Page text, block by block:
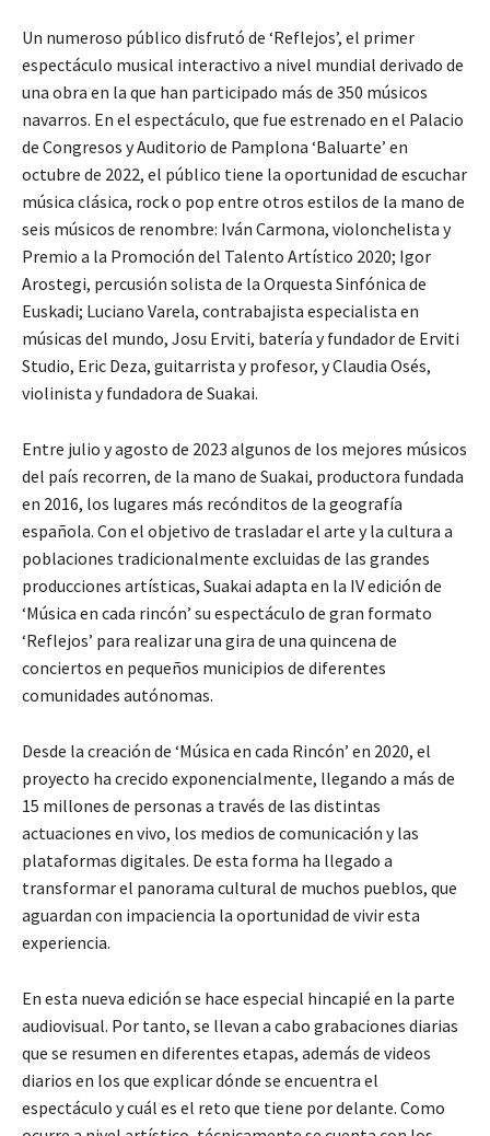
Un numeroso público disfrutó de ‘Reflejos’, el primer
espectáculo musical interactivo a nivel mundial derivado de
una obra en la que han participado más de 350 músicos
navarros. En el espectáculo, que fue estrenado en el Palacio
de Congresos y Auditorio de Pamplona ‘Baluarte’ en
octubre de 2022, el público tiene la oportunidad de escuchar
música clásica, rock o pop entre otros estilos de la mano de
seis músicos de renombre: Iván Carmona, violonchelista y
Premio a la Promoción del Talento Artístico 2020; Igor
Arostegi, percusión solista de la Orquesta Sinfónica de
Euskadi; Luciano Varela, contrabajista especialista en
músicas del mundo, Josu Erviti, batería y fundador de Erviti
Studio, Eric Deza, guitarrista y profesor, y Claudia Osés,
violinista y fundadora de Suakai.
Entre julio y agosto de 2023 algunos de los mejores músicos
del país recorren, de la mano de Suakai, productora fundada
en 2016, los lugares más recónditos de la geografía
española. Con el objetivo de trasladar el arte y la cultura a
poblaciones tradicionalmente excluidas de las grandes
producciones artísticas, Suakai adapta en la IV edición de
‘Música en cada rincón’ su espectáculo de gran formato
‘Reflejos’ para realizar una gira de una quincena de
conciertos en pequeños municipios de diferentes
comunidades autónomas.
Desde la creación de ‘Música en cada Rincón’ en 2020, el
proyecto ha crecido exponencialmente, llegando a más de
15 millones de personas a través de las distintas
actuaciones en vivo, los medios de comunicación y las
plataformas digitales. De esta forma ha llegado a
transformar el panorama cultural de muchos pueblos, que
aguardan con impaciencia la oportunidad de vivir esta
experiencia.
En esta nueva edición se hace especial hincapié en la parte
audiovisual. Por tanto, se llevan a cabo grabaciones diarias
que se resumen en diferentes etapas, además de videos
diarios en los que explicar dónde se encuentra el
espectáculo y cuál es el reto que tiene por delante. Como